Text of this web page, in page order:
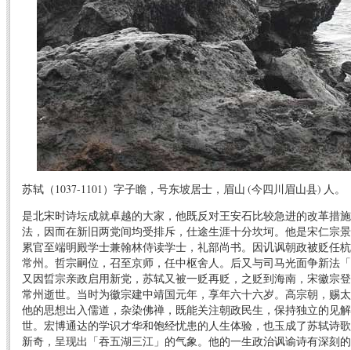
苏轼（1037-1101）字子瞻，号东坡居士，眉山 (今四川眉山县) 人。
是北宋时诗坛成就卓越的大家，他既反对王安石比较急进的改革措
法，因而在新旧两党间均受排斥，仕途生涯十分坎坷。他是宋仁宗
累官至端明殿学士兼翰林侍读学士，礼部尚书。因讥讽朝政被贬任
常州。哲宗嗣位，召至京师，任中枢舍人。后又与司马光面争新法
又因晢宗亲政启用新党，苏轼又被一贬再贬，之贬到海南，宋徽宗
常州逝世。当时为徽宗建中靖国元年，享年六十六岁。高宗朝，赐
他的思想出入儒道，杂染佛禅，既能关注朝政民生，保持独立的见
世。宏博通达的学识才华和饱经忧患的人生体验，也玉成了苏轼诗
新奇，呈现出「吞五湖三江」的气象。他的一生政治讽谕诗有深刻